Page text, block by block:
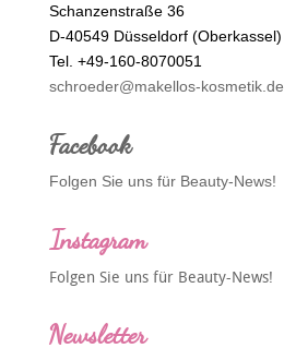
Schanzenstraße 36
D-40549 Düsseldorf (Oberkassel)
Tel. +49-160-8070051
schroeder@makellos-kosmetik.de
Facebook
Folgen Sie uns für Beauty-News!
Instagram
Folgen Sie uns für Beauty-News!
Newsletter